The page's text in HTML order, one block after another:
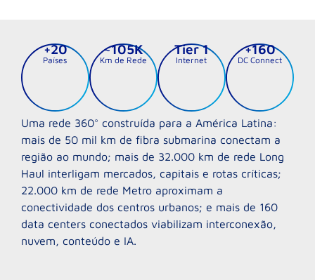
Países
+20
Km de Rede
~105K
Internet
Tier 1
DC Connect
+160
Uma rede 360° construída para a América Latina:
mais de 50 mil km de fibra submarina conectam a
região ao mundo; mais de 32.000 km de rede Long
Haul interligam mercados, capitais e rotas críticas;
22.000 km de rede Metro aproximam a
conectividade dos centros urbanos; e mais de 160
data centers conectados viabilizam interconexão,
nuvem, conteúdo e IA.